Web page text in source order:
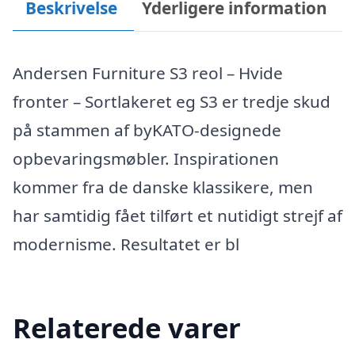
Beskrivelse Yderligere information
Andersen Furniture S3 reol – Hvide
fronter – Sortlakeret eg S3 er tredje skud
på stammen af byKATO-designede
opbevaringsmøbler. Inspirationen
kommer fra de danske klassikere, men
har samtidig fået tilført et nutidigt strejf af
modernisme. Resultatet er bl
Relaterede varer